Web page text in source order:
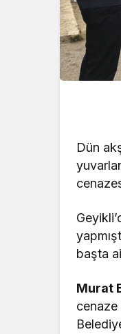
Dün
başta
Murat
cenaze